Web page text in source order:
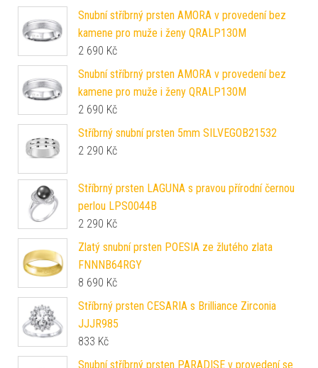
Snubní stříbrný prsten AMORA v provedení bez
kamene pro muže i ženy QRALP130M
2 690 Kč
Snubní stříbrný prsten AMORA v provedení bez
kamene pro muže i ženy QRALP130M
2 690 Kč
Stříbrný snubní prsten 5mm SILVEGOB21532
2 290 Kč
Stříbrný prsten LAGUNA s pravou přírodní černou
perlou LPS0044B
2 290 Kč
Zlatý snubní prsten POESIA ze žlutého zlata
FNNNB64RGY
8 690 Kč
Stříbrný prsten CESARIA s Brilliance Zirconia
JJJR985
833 Kč
Snubní stříbrný prsten PARADISE v provedení se